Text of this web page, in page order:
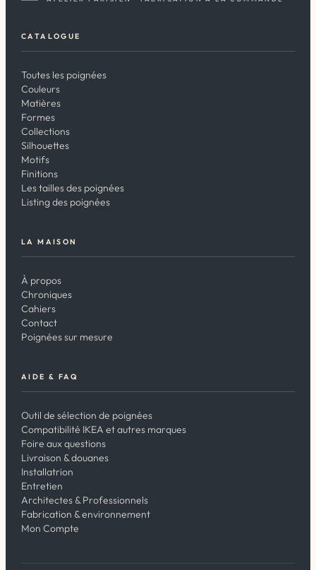
CATALOGUE
Toutes les poignées
Couleurs
Matières
Formes
Collections
Silhouettes
Motifs
Finitions
Les tailles des poignées
Listing des poignées
LA MAISON
À propos
Chroniques
Cahiers
Contact
Poignées sur mesure
AIDE & FAQ
Outil de sélection de poignées
Compatibilité IKEA et autres marques
Foire aux questions
Livraison & douanes
Installatrion
Entretien
Architectes & Professionnels
Fabrication & environnement
Mon Compte